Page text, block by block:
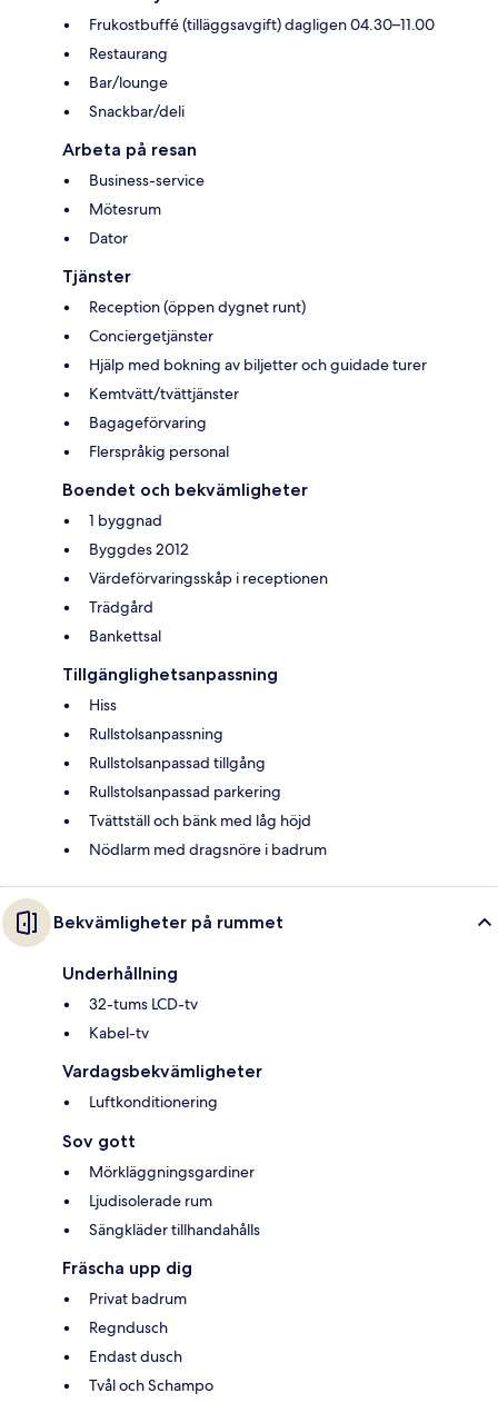
Frukostbuffé (tilläggsavgift) dagligen 04.30–11.00
Restaurang
Bar/lounge
Snackbar/deli
Arbeta på resan
Business-service
Mötesrum
Dator
Tjänster
Reception (öppen dygnet runt)
Conciergetjänster
Hjälp med bokning av biljetter och guidade turer
Kemtvätt/tvättjänster
Bagageförvaring
Flerspråkig personal
Boendet och bekvämligheter
1 byggnad
Byggdes 2012
Värdeförvaringsskåp i receptionen
Trädgård
Bankettsal
Tillgänglighetsanpassning
Hiss
Rullstolsanpassning
Rullstolsanpassad tillgång
Rullstolsanpassad parkering
Tvättställ och bänk med låg höjd
Nödlarm med dragsnöre i badrum
Bekvämligheter på rummet
Underhållning
32-tums LCD-tv
Kabel-tv
Vardagsbekvämligheter
Luftkonditionering
Sov gott
Mörkläggningsgardiner
Ljudisolerade rum
Sängkläder tillhandahålls
Fräscha upp dig
Privat badrum
Regndusch
Endast dusch
Tvål och Schampo